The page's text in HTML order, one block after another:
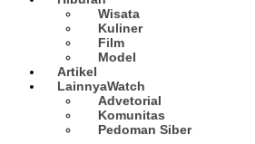
Wisata
Kuliner
Film
Model
Artikel
LainnyaWatch
Advetorial
Komunitas
Pedoman Siber